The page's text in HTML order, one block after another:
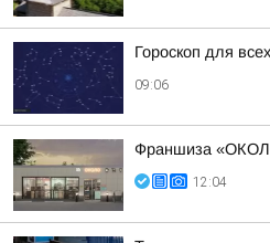
Гороскоп для
09:06
Франшиза
12:04